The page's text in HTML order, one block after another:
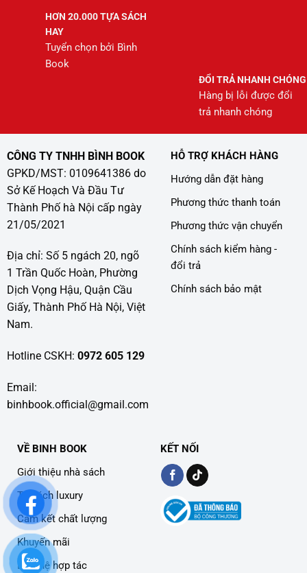
HƠN 20.000 TỰA SÁCH
HAY
Tuyển chọn bởi Bình
Book
ĐỔI TRẢ NHANH CHÓNG
Hàng bị lỗi được đổi
trả nhanh chóng
CÔNG TY TNHH BÌNH BOOK
GPKD/MST: 0109641386 do
Sở Kế Hoạch Và Đầu Tư
Thành Phố hà Nội cấp ngày
21/05/2021
Địa chỉ: Số 5 ngách 20, ngõ
1 Trần Quốc Hoàn, Phường
Dịch Vọng Hậu, Quận Cầu
Giấy, Thành Phố Hà Nội, Việt
Nam.
Hotline CSKH: 0972 605 129
Email:
binhbook.official@gmail.com
HỖ TRỢ KHÁCH HÀNG
Hướng dẫn đặt hàng
Phương thức thanh toán
Phương thức vận chuyển
Chính sách kiểm hàng -
đổi trả
Chính sách bảo mật
VỀ BINH BOOK
Giới thiệu nhà sách
Tủ sách luxury
Cam kết chất lượng
Khuyến mãi
Liên hệ hợp tác
KẾT NỐI